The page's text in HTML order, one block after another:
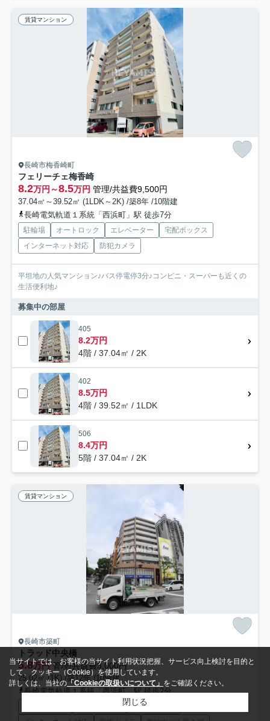
賃貸マンション
長崎市梅香崎町
フェリーチェ梅香崎
8.2万円～8.5万円 管理/共益費9,500円
37.04㎡～39.52㎡ (1LDK～2K) /築8年 /10階建
長崎電気軌道１系統「西浜町」駅 徒歩7分
駐輪場 オートロック エレベーター
宅配ボックス
インターネット対応
防犯カメラ
平坦地の人気マンション♪バス停電停3分♪コンビニ・スーパーも近くの
生活便利地♪
募集中の部屋
405
8.2万円
4階 / 37.04㎡ / 2K
402
8.5万円
4階 / 39.52㎡ / 1LDK
506
8.4万円
5階 / 37.04㎡ / 2K
賃貸マンション
長崎市築町
トラッド中央橋
5.8万円管理/共益費3,000円
25.02㎡ (1K) /築12年 /10階建
長崎電気軌道１系統「西浜町」駅 徒歩2分
宅配ボックス
当サイトでは、お客様の当サイト利用状況把握、サービス向上検討を目的と
して、クッキー（Cookie）を使用しています。
詳しくは、当社の「Cookieの取扱いについて」 をご確認ください。
閉じる